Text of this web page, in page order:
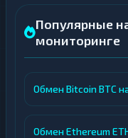
Популярные
мониторинге
Обмен Bitcoin BTC
Обмен Ethereum